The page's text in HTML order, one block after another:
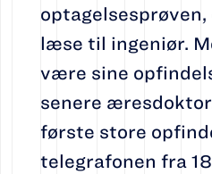
læse til ingeniør.
være sine
senere
første store
telegrafonen fra